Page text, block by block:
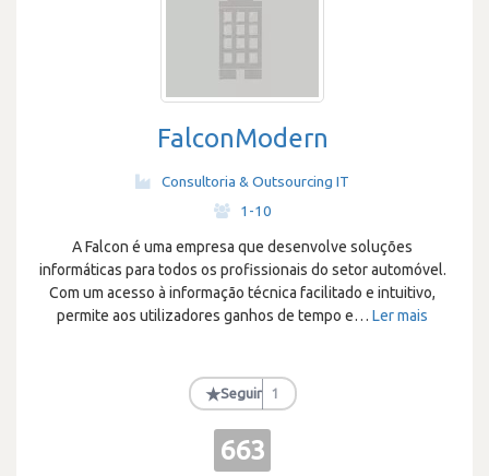
FalconModern
Consultoria & Outsourcing IT
1-10
A Falcon é uma empresa que desenvolve soluções
informáticas para todos os profissionais do setor automóvel.
Com um acesso à informação técnica facilitado e intuitivo,
permite aos utilizadores ganhos de tempo e… Ler mais
★Seguir 1
663